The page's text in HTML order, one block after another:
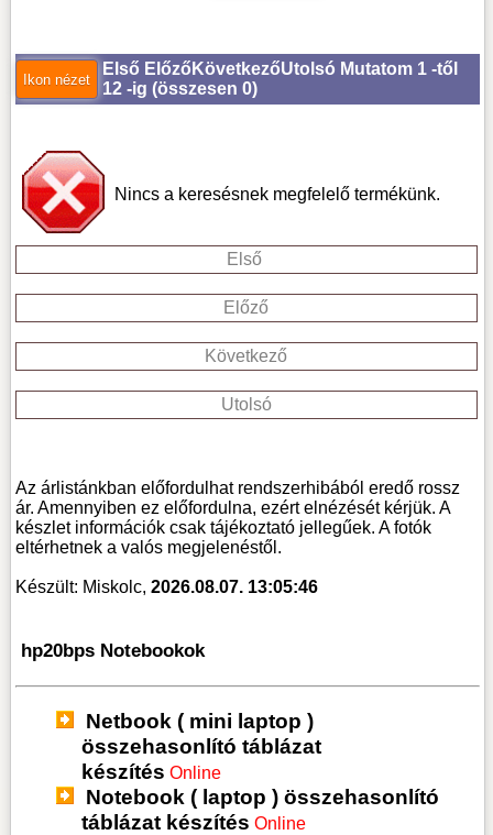
Első Előző KövetkezőUtolsó Mutatom 1 -től
12 -ig (összesen 0)
Nincs a keresésnek megfelelő termékünk.
Első
Előző
Következő
Utolsó
Az árlistánkban előfordulhat rendszerhibából eredő rossz
ár. Amennyiben ez előfordulna, ezért elnézését kérjük. A
készlet információk csak tájékoztató jellegűek. A fotók
eltérhetnek a valós megjelenéstől.
Készült: Miskolc,2026.08.07. 13:05:46
hp20bps Notebookok
Netbook ( mini laptop )
összehasonlító táblázat
készítés Online
Notebook ( laptop ) összehasonlító
táblázat készítés Online